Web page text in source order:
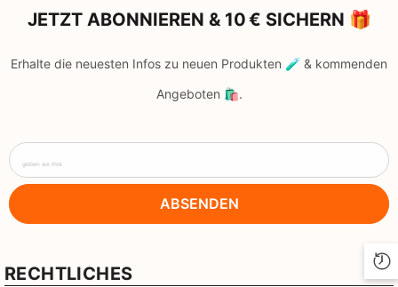
JETZT ABONNIEREN & 10 € SICHERN 🎁
Erhalte die neuesten Infos zu neuen Produkten 🧪 & kommenden
Angeboten 🛍️.
geben sie ihre
ABSENDEN
RECHTLICHES